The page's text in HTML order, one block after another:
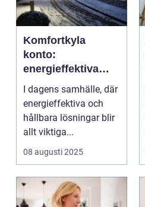
Komfortkyla
konto:
energieffektiva
lösningar för
kommersiella
fastigheter
I dagens samhälle, där
energieffektiva och
hållbara lösningar blir
allt viktiga...
08 augusti 2025